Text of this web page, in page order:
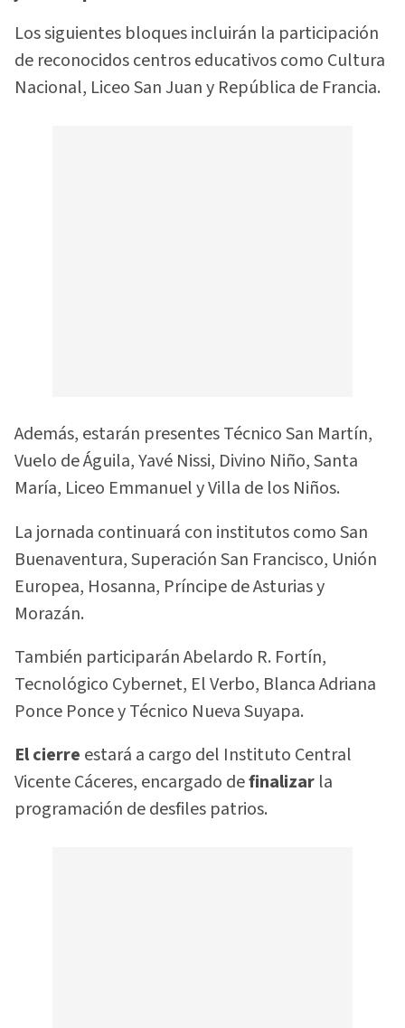
Los siguientes bloques incluirán la participación
de reconocidos centros educativos como Cultura
Nacional, Liceo San Juan y República de Francia.
Además, estarán presentes Técnico San Martín,
Vuelo de Águila, Yavé Nissi, Divino Niño, Santa
María, Liceo Emmanuel y Villa de los Niños.
La jornada continuará con institutos como San
Buenaventura, Superación San Francisco, Unión
Europea, Hosanna, Príncipe de Asturias y
Morazán.
También participarán Abelardo R. Fortín,
Tecnológico Cybernet, El Verbo, Blanca Adriana
Ponce Ponce y Técnico Nueva Suyapa.
El cierre estará a cargo del Instituto Central
Vicente Cáceres, encargado definalizar la
programación de desfiles patrios.